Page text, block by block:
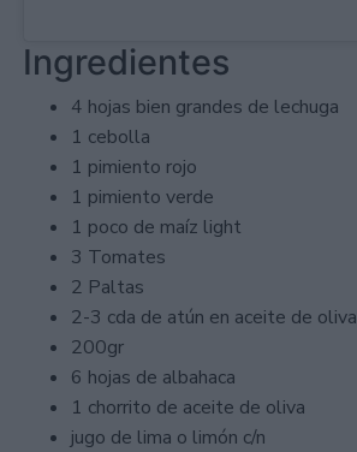
Ingredientes
4 hojas bien grandes de lechuga
1 cebolla
1 pimiento rojo
1 pimiento verde
1 poco de maíz light
3 Tomates
2 Paltas
2-3 cda de atún en aceite de oliva
200gr
6 hojas de albahaca
1 chorrito de aceite de oliva
jugo de lima o limón c/n